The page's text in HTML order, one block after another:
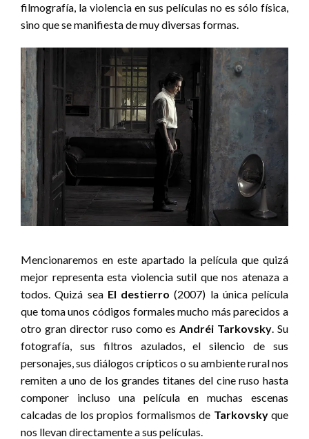
filmografía, la violencia en sus películas no es sólo física,
sino que se manifiesta de muy diversas formas.
Mencionaremos en este apartado la película que quizá
mejor representa esta violencia sutil que nos atenaza a
todos. Quizá sea El destierro (2007) la única película
que toma unos códigos formales mucho más parecidos a
otro gran director ruso como es Andréi Tarkovsky . Su
fotografía, sus filtros azulados, el silencio de sus
personajes, sus diálogos crípticos o su ambiente rural nos
remiten a uno de los grandes titanes del cine ruso hasta
componer incluso una película en muchas escenas
calcadas de los propios formalismos de Tarkovskyque
nos llevan directamente a sus películas.